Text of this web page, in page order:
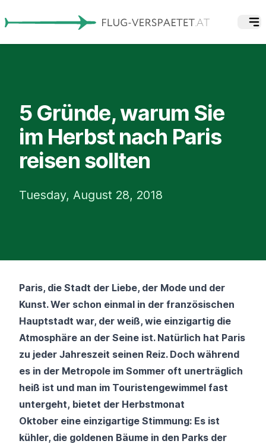
5 Gründe, warum Sie
im Herbst nach Paris
reisen sollten
Tuesday, August 28, 2018
Paris, die Stadt der Liebe, der Mode und der
Kunst. Wer schon einmal in der französischen
Hauptstadt war, der weiß, wie einzigartig die
Atmosphäre an der Seine ist. Natürlich hat Paris
zu jeder Jahreszeit seinen Reiz. Doch während
es in der Metropole im Sommer oft unerträglich
heiß ist und man im Touristengewimmel fast
untergeht, bietet der Herbstmonat
Oktober eine einzigartige Stimmung: Es ist
kühler, die goldenen Bäume in den Parks der